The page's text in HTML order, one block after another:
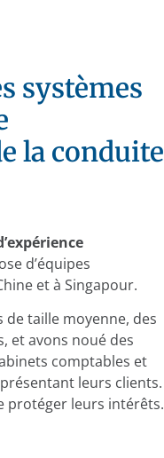
systèmes
la conduite
d’équipes
et à Singapour.
de taille moyenne, des
et avons noué des
comptables et
leurs clients.
protéger leurs intérêts.